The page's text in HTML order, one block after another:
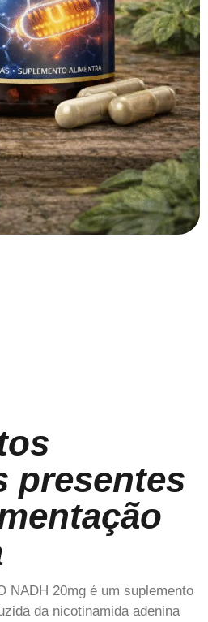
presentes
NADH 20mg é um suplemento
da nicotinamida adenina